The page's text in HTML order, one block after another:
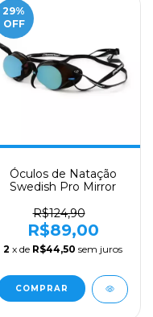
29%
OFF
Óculos de Natação
Swedish Pro Mirror
R$124,90
R$89,00
2 x de R$44,50 sem juros
COMPRAR